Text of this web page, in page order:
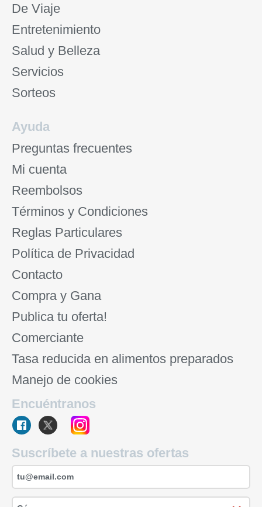
De Viaje
Entretenimiento
Salud y Belleza
Servicios
Sorteos
Ayuda
Preguntas frecuentes
Mi cuenta
Reembolsos
Términos y Condiciones
Reglas Particulares
Política de Privacidad
Contacto
Compra y Gana
Publica tu oferta!
Comerciante
Tasa reducida en alimentos preparados
Manejo de cookies
Encuéntranos
Suscríbete a nuestras ofertas